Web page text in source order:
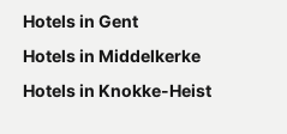
Hotels in Gent
Hotels in Middelkerke
Hotels in Knokke-Heist